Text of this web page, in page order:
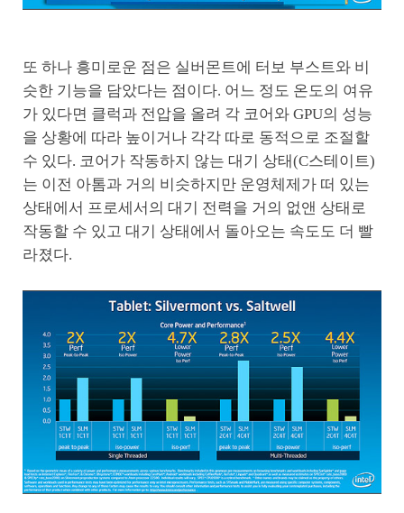
또 하나 흥미로운 점은 실버몬트에 터보 부스트와 비
슷한 기능을 담았다는 점이다. 어느 정도 온도의 여유
가 있다면 클럭과 전압을 올려 각 코어와 GPU의 성능
을 상황에 따라 높이거나 각각 따로 동적으로 조절할
수 있다. 코어가 작동하지 않는 대기 상태(C스테이트)
는 이전 아톰과 거의 비슷하지만 운영체제가 떠 있는
상태에서 프로세서의 대기 전력을 거의 없앤 상태로
작동할 수 있고 대기 상태에서 돌아오는 속도도 더 빨
라졌다.